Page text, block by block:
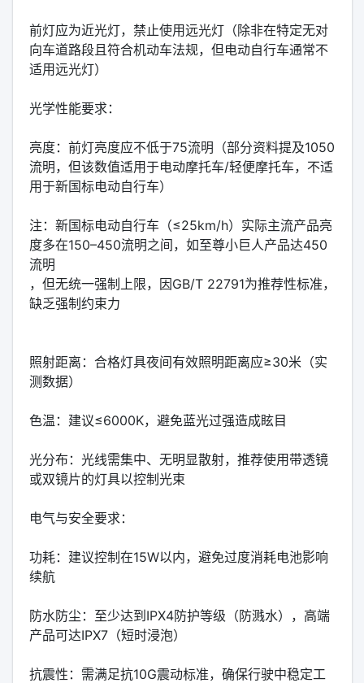
前灯应为‌近光灯‌，禁止使用远光灯（除非在特定无对
向车道路段且符合机动车法规，但电动自行车通常不
适用远光灯）‌‌
‌光学性能要求‌：
‌亮度‌：前灯亮度应‌不低于75流明‌（部分资料提及1050
流明，但该数值适用于电动摩托车/轻便摩托车，不适
用于新国标电动自行车）‌‌
注：新国标电动自行车（≤25km/h）实际主流产品亮
度多在‌150–450流明‌之间，如至尊小巨人产品达450
流明‌‌
，但‌无统一强制上限‌，因GB/T 22791为推荐性标准，
缺乏强制约束力‌‌
‌照射距离‌：合格灯具夜间有效照明距离应‌≥30米‌（实
测数据）‌‌
‌色温‌：建议‌≤6000K‌，避免蓝光过强造成眩目‌‌
‌光分布‌：光线需集中、无明显散射，推荐使用‌带透镜
或双镜片‌的灯具以控制光束‌‌
‌电气与安全要求‌：
‌功耗‌：建议控制在‌15W以内‌，避免过度消耗电池影响
续航‌‌
‌防水防尘‌：至少达到‌IPX4‌防护等级（防溅水），高端
产品可达‌IPX7‌（短时浸泡）‌‌
‌抗震性‌：需满足‌抗10G震动‌标准，确保行驶中稳定工